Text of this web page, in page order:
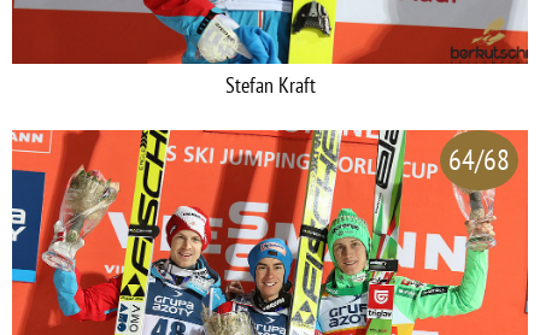
Stefan Kraft
64/68